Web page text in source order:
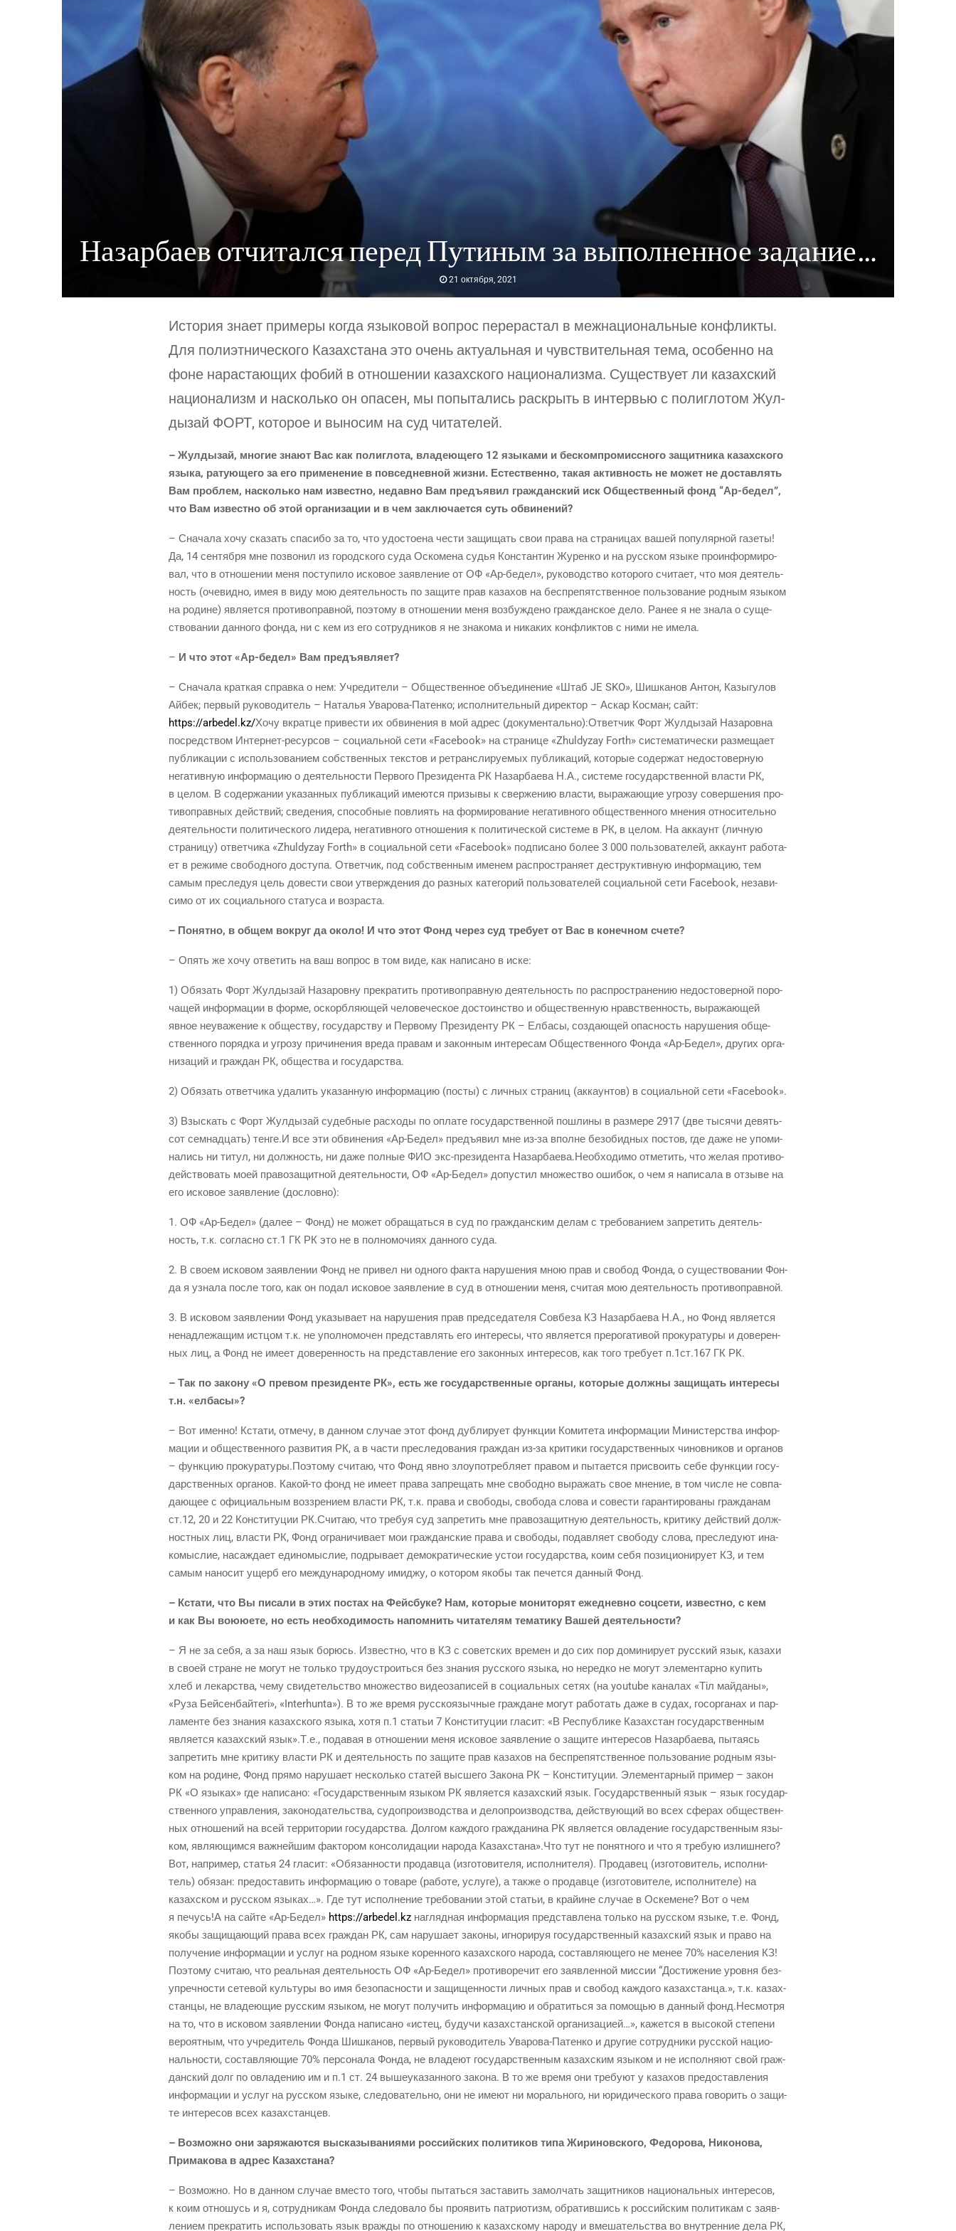
Назарбаев отчитался перед Путиным за выполненное задание…
21 октября, 2021
Исто­рия зна­ет при­ме­ры когда язы­ко­вой вопрос пере­рас­тал в меж­на­ци­о­наль­ные кон­флик­ты.
Для поли­эт­ни­че­ско­го Казах­ста­на это очень акту­аль­ная и чув­стви­тель­ная тема, осо­бен­но на
фоне нарас­та­ю­щих фобий в отно­ше­нии казах­ско­го наци­о­на­лиз­ма. Суще­ству­ет ли казах­ский
наци­о­на­лизм и насколь­ко он опа­сен, мы попы­та­лись рас­крыть в интер­вью с поли­гло­том Жул­
ды­зай ФОРТ, кото­рое и выно­сим на суд читателей.
– Жул­ды­зай, мно­гие зна­ют Вас как поли­гло­та, вла­де­ю­ще­го 12 язы­ка­ми и бес­ком­про­мисс­но­го защит­ни­ка казах­ско­го
язы­ка, рату­ю­ще­го за его при­ме­не­ние в повсе­днев­ной жиз­ни. Есте­ствен­но, такая актив­ность не может не достав­лять
Вам про­блем, насколь­ко нам извест­но, недав­но Вам предъ­явил граж­дан­ский иск Обще­ствен­ный фонд “Ар-бедел”,
что Вам извест­но об этой орга­ни­за­ции и в чем заклю­ча­ет­ся суть обвинений?
– Сна­ча­ла хочу ска­зать спа­си­бо за то, что удо­сто­е­на чести защи­щать свои пра­ва на стра­ни­цах вашей попу­ляр­ной газе­ты!
Да, 14 сен­тяб­ря мне позво­нил из город­ско­го суда Оско­ме­на судья Кон­стан­тин Журен­ко и на рус­ском язы­ке про­ин­фор­ми­ро­
вал, что в отно­ше­нии меня посту­пи­ло иско­вое заяв­ле­ние от ОФ «Ар-бедел», руко­вод­ство кото­ро­го счи­та­ет, что моя дея­тель­
ность (оче­вид­но, имея в виду мою дея­тель­ность по защи­те прав каза­хов на бес­пре­пят­ствен­ное поль­зо­ва­ние род­ным язы­ком
на родине) явля­ет­ся про­ти­во­прав­ной, поэто­му в отно­ше­нии меня воз­буж­де­но граж­дан­ское дело. Ранее я не зна­ла о суще­
ство­ва­нии дан­но­го фон­да, ни с кем из его сотруд­ни­ков я не зна­ко­ма и ника­ких кон­флик­тов с ними не имела.
– И что этот «Ар-бедел» Вам предъявляет?
– Сна­ча­ла крат­кая справ­ка о нем: Учре­ди­те­ли – Обще­ствен­ное объ­еди­не­ние «Штаб JE SKO», Шиш­ка­нов Антон, Казыг­у­лов
Айбек; пер­вый руко­во­ди­тель – Ната­лья Ува­ро­ва-Патен­ко; испол­ни­тель­ный дирек­тор – Аскар Кос­ман; сайт:
https://arbedel.kz/Хочу вкрат­це при­ве­сти их обви­не­ния в мой адрес (документально):Ответчик Форт Жул­ды­зай Наза­ров­на
посред­ством Интер­нет-ресур­сов – соци­аль­ной сети «Facebook» на стра­ни­це «Zhuldyzay Forth» систе­ма­ти­че­ски раз­ме­ща­ет
пуб­ли­ка­ции с исполь­зо­ва­ни­ем соб­ствен­ных тек­стов и ретранс­ли­ру­е­мых пуб­ли­ка­ций, кото­рые содер­жат недо­сто­вер­ную
нега­тив­ную инфор­ма­цию о дея­тель­но­сти Пер­во­го Пре­зи­ден­та РК Назар­ба­е­ва Н.А., систе­ме госу­дар­ствен­ной вла­сти РК,
в целом. В содер­жа­нии ука­зан­ных пуб­ли­ка­ций име­ют­ся при­зы­вы к свер­же­нию вла­сти, выра­жа­ю­щие угро­зу совер­ше­ния про­
ти­во­прав­ных дей­ствий; све­де­ния, спо­соб­ные повли­ять на фор­ми­ро­ва­ние нега­тив­но­го обще­ствен­но­го мне­ния отно­си­тель­но
дея­тель­но­сти поли­ти­че­ско­го лиде­ра, нега­тив­но­го отно­ше­ния к поли­ти­че­ской систе­ме в РК, в целом. На акка­унт (лич­ную
стра­ни­цу) ответ­чи­ка «Zhuldyzay Forth» в соци­аль­ной сети «Facebook» под­пи­са­но более 3 000 поль­зо­ва­те­лей, акка­унт рабо­та­
ет в режи­ме сво­бод­но­го досту­па. Ответ­чик, под соб­ствен­ным име­нем рас­про­стра­ня­ет деструк­тив­ную инфор­ма­цию, тем
самым пре­сле­дуя цель дове­сти свои утвер­жде­ния до раз­ных кате­го­рий поль­зо­ва­те­лей соци­аль­ной сети Facebook, неза­ви­
си­мо от их соци­аль­но­го ста­ту­са и возраста.
– Понят­но, в общем вокруг да око­ло! И что этот Фонд через суд тре­бу­ет от Вас в конеч­ном счете?
– Опять же хочу отве­тить на ваш вопрос в том виде, как напи­са­но в иске:
1) Обя­зать Форт Жул­ды­зай Наза­ров­ну пре­кра­тить про­ти­во­прав­ную дея­тель­ность по рас­про­стра­не­нию недо­сто­вер­ной поро­
ча­щей инфор­ма­ции в фор­ме, оскорб­ля­ю­щей чело­ве­че­ское досто­ин­ство и обще­ствен­ную нрав­ствен­ность, выра­жа­ю­щей
явное неува­же­ние к обще­ству, госу­дар­ству и Пер­во­му Пре­зи­ден­ту РК – Елба­сы, созда­ю­щей опас­ность нару­ше­ния обще­
ствен­но­го поряд­ка и угро­зу при­чи­не­ния вре­да пра­вам и закон­ным инте­ре­сам Обще­ствен­но­го Фон­да «Ар-Бедел», дру­гих орга­
ни­за­ций и граж­дан РК, обще­ства и государства.
2) Обя­зать ответ­чи­ка уда­лить ука­зан­ную инфор­ма­цию (посты) с лич­ных стра­ниц (акка­ун­тов) в соци­аль­ной сети «Facebook».
3) Взыс­кать с Форт Жул­ды­зай судеб­ные рас­хо­ды по опла­те госу­дар­ствен­ной пошли­ны в раз­ме­ре 2917 (две тыся­чи девять­
сот сем­на­дцать) тенге.И все эти обви­не­ния «Ар-Бедел» предъ­явил мне из-за вполне без­обид­ных постов, где даже не упо­ми­
на­лись ни титул, ни долж­ность, ни даже пол­ные ФИО экс-пре­зи­ден­та Назарбаева.Необходимо отме­тить, что желая про­ти­во­
дей­ство­вать моей пра­во­за­щит­ной дея­тель­но­сти, ОФ «Ар-Бедел» допу­стил мно­же­ство оши­бок, о чем я напи­са­ла в отзы­ве на
его иско­вое заяв­ле­ние (дослов­но):
1. ОФ «Ар-Бедел» (далее – Фонд) не может обра­щать­ся в суд по граж­дан­ским делам с тре­бо­ва­ни­ем запре­тить дея­тель­
ность, т.к. соглас­но ст.1 ГК РК это не в пол­но­мо­чи­ях дан­но­го суда.
2. В сво­ем иско­вом заяв­ле­нии Фонд не при­вел ни одно­го фак­та нару­ше­ния мною прав и сво­бод Фон­да, о суще­ство­ва­нии Фон­
да я узна­ла после того, как он подал иско­вое заяв­ле­ние в суд в отно­ше­нии меня, счи­тая мою дея­тель­ность противоправной.
3. В иско­вом заяв­ле­нии Фонд ука­зы­ва­ет на нару­ше­ния прав пред­се­да­те­ля Сов­беза КЗ Назар­ба­е­ва Н.А., но Фонд явля­ет­ся
ненад­ле­жа­щим ист­цом т.к. не упол­но­мо­чен пред­став­лять его инте­ре­сы, что явля­ет­ся пре­ро­га­ти­вой про­ку­ра­ту­ры и дове­рен­
ных лиц, а Фонд не име­ет дове­рен­ность на пред­став­ле­ние его закон­ных инте­ре­сов, как того тре­бу­ет п.1ст.167 ГК РК.
– Так по зако­ну «О пре­вом пре­зи­ден­те РК», есть же госу­дар­ствен­ные орга­ны, кото­рые долж­ны защи­щать инте­ре­сы
т.н. «елба­сы»?
– Вот имен­но! Кста­ти, отме­чу, в дан­ном слу­чае этот фонд дуб­ли­ру­ет функ­ции Коми­те­та инфор­ма­ции Мини­стер­ства инфор­
ма­ции и обще­ствен­но­го раз­ви­тия РК, а в части пре­сле­до­ва­ния граж­дан из-за кри­ти­ки госу­дар­ствен­ных чинов­ни­ков и орга­нов
– функ­цию прокуратуры.Поэтому счи­таю, что Фонд явно зло­упо­треб­ля­ет пра­вом и пыта­ет­ся при­сво­ить себе функ­ции госу­
дар­ствен­ных орга­нов. Какой-то фонд не име­ет пра­ва запре­щать мне сво­бод­но выра­жать свое мне­ние, в том чис­ле не сов­па­
да­ю­щее с офи­ци­аль­ным воз­зре­ни­ем вла­сти РК, т.к. пра­ва и сво­бо­ды, сво­бо­да сло­ва и сове­сти гаран­ти­ро­ва­ны граж­да­нам
ст.12, 20 и 22 Кон­сти­ту­ции РК.Считаю, что тре­буя суд запре­тить мне пра­во­за­щит­ную дея­тель­ность, кри­ти­ку дей­ствий долж­
ност­ных лиц, вла­сти РК, Фонд огра­ни­чи­ва­ет мои граж­дан­ские пра­ва и сво­бо­ды, подав­ля­ет сво­бо­ду сло­ва, пре­сле­ду­ют ина­
ко­мыс­лие, насаж­да­ет еди­но­мыс­лие, под­ры­ва­ет демо­кра­ти­че­ские устои госу­дар­ства, коим себя пози­ци­о­ни­ру­ет КЗ, и тем
самым нано­сит ущерб его меж­ду­на­род­но­му ими­джу, о кото­ром яко­бы так печет­ся дан­ный Фонд.
– Кста­ти, что Вы писа­ли в этих постах на Фейс­бу­ке? Нам, кото­рые мони­то­рят еже­днев­но соц­се­ти, извест­но, с кем
и как Вы вою­ю­е­те, но есть необ­хо­ди­мость напом­нить чита­те­лям тема­ти­ку Вашей деятельности?
– Я не за себя, а за наш язык борюсь. Извест­но, что в КЗ с совет­ских вре­мен и до сих пор доми­ни­ру­ет рус­ский язык, каза­хи
в сво­ей стране не могут не толь­ко тру­до­устро­ить­ся без зна­ния рус­ско­го язы­ка, но неред­ко не могут эле­мен­тар­но купить
хлеб и лекар­ства, чему сви­де­тель­ство мно­же­ство видео­за­пи­сей в соци­аль­ных сетях (на youtube кана­лах «Тіл май­да­ны»,
«Руза Бей­сен­бай­те­гі», «Interhunta»). В то же вре­мя рус­ско­языч­ные граж­дане могут рабо­тать даже в судах, госор­га­нах и пар­
ла­мен­те без зна­ния казах­ско­го язы­ка, хотя п.1 ста­тьи 7 Кон­сти­ту­ции гла­сит: «В Рес­пуб­ли­ке Казах­стан госу­дар­ствен­ным
явля­ет­ся казах­ский язык».Т.е., пода­вая в отно­ше­нии меня иско­вое заяв­ле­ние о защи­те инте­ре­сов Назар­ба­е­ва, пыта­ясь
запре­тить мне кри­ти­ку вла­сти РК и дея­тель­ность по защи­те прав каза­хов на бес­пре­пят­ствен­ное поль­зо­ва­ние род­ным язы­
ком на родине, Фонд пря­мо нару­ша­ет несколь­ко ста­тей выс­ше­го Зако­на РК – Кон­сти­ту­ции. Эле­мен­тар­ный при­мер – закон
РК «О язы­ках» где напи­са­но: «Госу­дар­ствен­ным язы­ком РК явля­ет­ся казах­ский язык. Госу­дар­ствен­ный язык – язык госу­дар­
ствен­но­го управ­ле­ния, зако­но­да­тель­ства, судо­про­из­вод­ства и дело­про­из­вод­ства, дей­ству­ю­щий во всех сфе­рах обще­ствен­
ных отно­ше­ний на всей тер­ри­то­рии госу­дар­ства. Дол­гом каж­до­го граж­да­ни­на РК явля­ет­ся овла­де­ние госу­дар­ствен­ным язы­
ком, явля­ю­щим­ся важ­ней­шим фак­то­ром кон­со­ли­да­ции наро­да Казахстана».Что тут не понят­но­го и что я тре­бую излиш­не­го?
Вот, напри­мер, ста­тья 24 гла­сит: «Обя­зан­но­сти про­дав­ца (изго­то­ви­те­ля, испол­ни­те­ля). Про­да­вец (изго­то­ви­тель, испол­ни­
тель) обя­зан: предо­ста­вить инфор­ма­цию о това­ре (рабо­те, услу­ге), а так­же о про­дав­це (изго­то­ви­те­ле, испол­ни­те­ле) на
казах­ском и рус­ском язы­ках…». Где тут испол­не­ние тре­бо­ва­нии этой ста­тьи, в край­ине слу­чае в Оске­мене? Вот о чем
я печусь!А на сай­те «Ар-Бедел» https://arbedel.kz нагляд­ная инфор­ма­ция пред­став­ле­на толь­ко на рус­ском язы­ке, т.е. Фонд,
яко­бы защи­ща­ю­щий пра­ва всех граж­дан РК, сам нару­ша­ет зако­ны, игно­ри­руя госу­дар­ствен­ный казах­ский язык и пра­во на
полу­че­ние инфор­ма­ции и услуг на род­ном язы­ке корен­но­го казах­ско­го наро­да, состав­ля­ю­ще­го не менее 70% насе­ле­ния КЗ!
Поэто­му счи­таю, что реаль­ная дея­тель­ность ОФ «Ар-Бедел» про­ти­во­ре­чит его заяв­лен­ной мис­сии “Дости­же­ние уров­ня без­
упреч­но­сти сете­вой куль­ту­ры во имя без­опас­но­сти и защи­щен­но­сти лич­ных прав и сво­бод каж­до­го казах­стан­ца.», т.к. казах­
стан­цы, не вла­де­ю­щие рус­ским язы­ком, не могут полу­чить инфор­ма­цию и обра­тить­ся за помо­щью в дан­ный фонд.Несмотря
на то, что в иско­вом заяв­ле­нии Фон­да напи­са­но «истец, будучи казах­стан­ской орга­ни­за­ци­ей…», кажет­ся в высо­кой сте­пе­ни
веро­ят­ным, что учре­ди­тель Фон­да Шиш­ка­нов, пер­вый руко­во­ди­тель Ува­ро­ва-Патен­ко и дру­гие сотруд­ни­ки рус­ской наци­о­
наль­но­сти, состав­ля­ю­щие 70% пер­со­на­ла Фон­да, не вла­де­ют госу­дар­ствен­ным казах­ским язы­ком и не испол­ня­ют свой граж­
дан­ский долг по овла­де­нию им и п.1 ст. 24 выше­ука­зан­но­го зако­на. В то же вре­мя они тре­бу­ют у каза­хов предо­став­ле­ния
инфор­ма­ции и услуг на рус­ском язы­ке, сле­до­ва­тель­но, они не име­ют ни мораль­но­го, ни юри­ди­че­ско­го пра­ва гово­рить о защи­
те инте­ре­сов всех казахстанцев.
– Воз­мож­но они заря­жа­ют­ся выска­зы­ва­ни­я­ми рос­сий­ских поли­ти­ков типа Жири­нов­ско­го, Федо­ро­ва, Нико­но­ва,
При­ма­ко­ва в адрес Казахстана?
– Воз­мож­но. Но в дан­ном слу­чае вме­сто того, что­бы пытать­ся заста­вить замол­чать защит­ни­ков наци­о­наль­ных инте­ре­сов,
к коим отно­шусь и я, сотруд­ни­кам Фон­да сле­до­ва­ло бы про­явить пат­ри­о­тизм, обра­тив­шись к рос­сий­ским поли­ти­кам с заяв­
ле­ни­ем пре­кра­тить исполь­зо­вать язык враж­ды по отно­ше­нию к казах­ско­му наро­ду и вме­ша­тель­ства во внут­рен­ние дела РК,